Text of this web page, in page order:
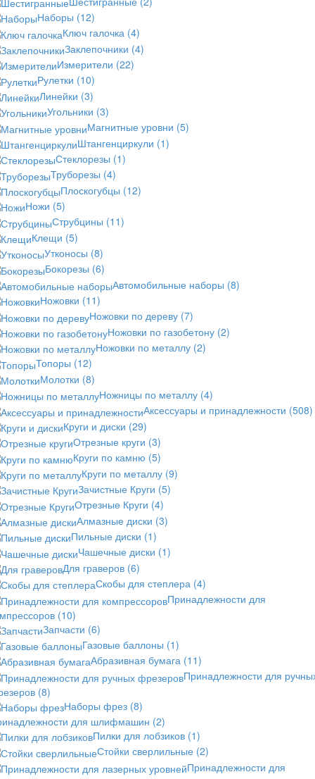
Наборы (12)
Ключ галочка (4)
Заклепочники (4)
Измерители (22)
Рулетки (10)
Линейки (3)
Угольники (3)
Магнитные уровни (5)
Штангенциркули (1)
Стеклорезы (1)
Труборезы (4)
Плоскогубцы (12)
Ножи (5)
Струбцины (11)
Клещи (5)
Утконосы (8)
Бокорезы (6)
Автомобильные наборы (8)
Ножовки (11)
Ножовки по дереву (7)
Ножовки по газобетону (2)
Ножовки по металлу (2)
Топоры (12)
Молотки (8)
Ножницы по металлу (4)
Аксессуары и принадлежности (508)
Круги и диски (29)
Отрезные круги (3)
Круги по камню (5)
Круги по металлу (9)
Зачистные Круги (5)
Отрезные Круги (4)
Алмазные диски (3)
Пильные диски (1)
Чашечные диски (1)
Для граверов (6)
Скобы для степлера (4)
Принадлежности для
(10)
Запчасти (6)
Газовые баллоны (1)
Абразивная бумага (11)
Принадлежности для
(8)
Наборы фрез (8)
для шлифмашин (2)
Пилки для лобзиков (1)
Стойки сверлильные (2)
Принадлежности для